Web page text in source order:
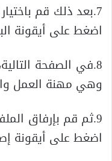
7.بعد ذلك قم
اضغط على أيقونة
8.في الصفحة
وهي مهنة العمل
9.ثم قم بإرفاق
اضغط على أيقونة